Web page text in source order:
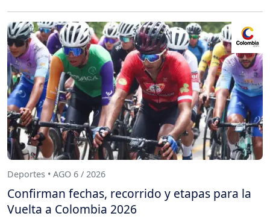
Deportes • AGO 6 / 2026
Confirman fechas, recorrido y etapas para la
Vuelta a Colombia 2026